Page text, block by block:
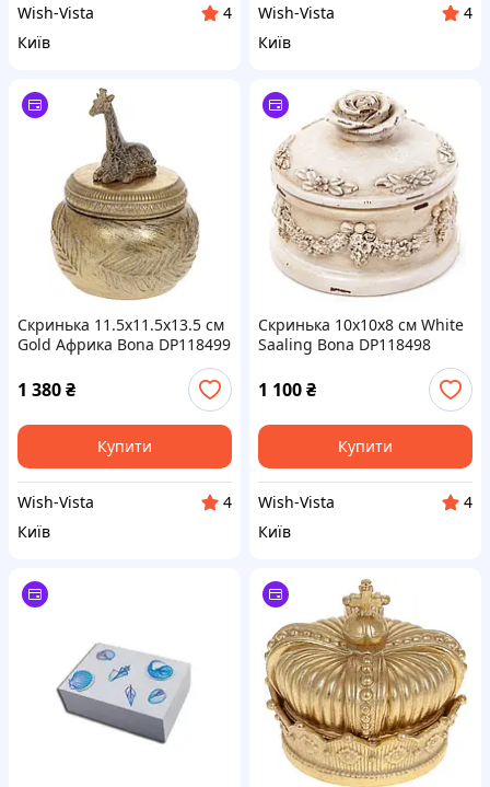
Wish-Vista
4
Київ
Wish-Vista
4
Київ
Скринька 11.5х11.5х13.5 см
Gold Африка Bona DP118499
1 380₴
Купити
Wish-Vista
4
Київ
Скринька 10х10х8 см White
Saaling Bona DP118498
1 100₴
Купити
Wish-Vista
4
Київ